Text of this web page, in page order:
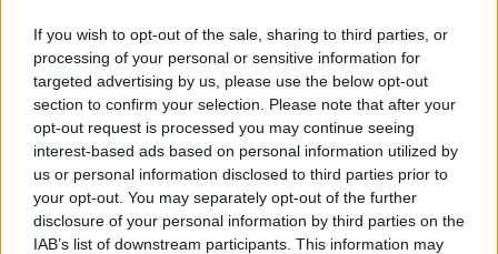
If you wish to opt-out of the sale, sharing to third parties, or
processing of your personal or sensitive information for
targeted advertising by us, please use the below opt-out
section to confirm your selection. Please note that after your
opt-out request is processed you may continue seeing
interest-based ads based on personal information utilized by
us or personal information disclosed to third parties prior to
your opt-out. You may separately opt-out of the further
disclosure of your personal information by third parties on the
IAB’s list of downstream participants. This information may
PÅ STARTSIDAN JUST NU